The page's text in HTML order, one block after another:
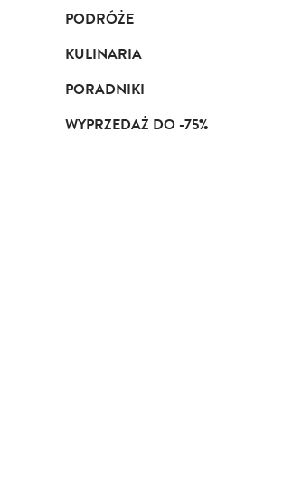
PODRÓŻE
KULINARIA
PORADNIKI
WYPRZEDAŻ DO -75%